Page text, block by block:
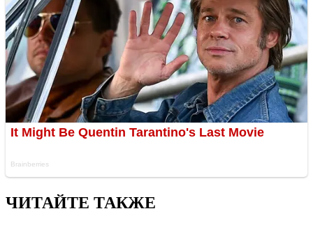
ЧИТАЙТЕ ТАКЖЕ